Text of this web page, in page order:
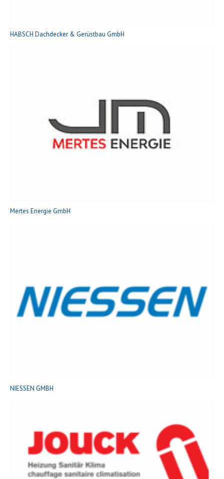
HABSCH Dachdecker & Gerüstbau GmbH
Mertes Energie GmbH
NIESSEN GMBH